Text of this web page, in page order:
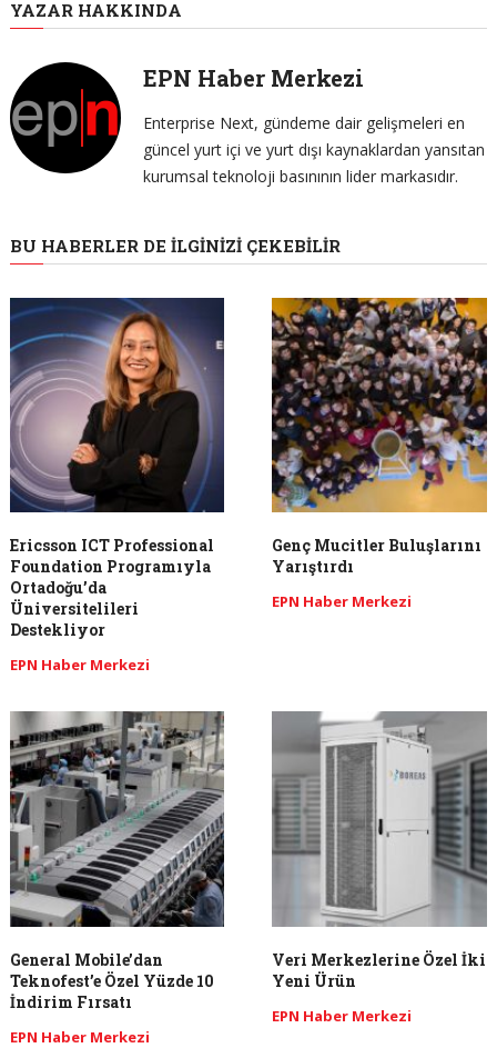
YAZAR HAKKINDA
EPN Haber Merkezi
Enterprise Next, gündeme dair gelişmeleri en
güncel yurt içi ve yurt dışı kaynaklardan yansıtan
kurumsal teknoloji basınının lider markasıdır.
BU HABERLER DE İLGINIZI ÇEKEBILIR
Ericsson ICT Professional
Foundation Programıyla
Ortadoğu’da
Üniversitelileri
Destekliyor
EPN Haber Merkezi
Genç Mucitler Buluşlarını
Yarıştırdı
EPN Haber Merkezi
General Mobile’dan
Teknofest’e Özel Yüzde 10
İndirim Fırsatı
EPN Haber Merkezi
Veri Merkezlerine Özel İki
Yeni Ürün
EPN Haber Merkezi